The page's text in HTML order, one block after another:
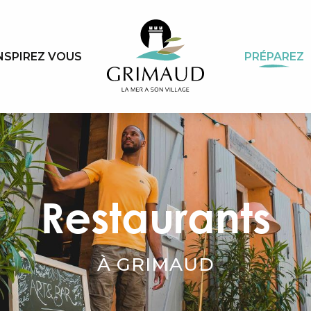
VOUS PRÉPAREZ
Restaurants
À GRIMAUD